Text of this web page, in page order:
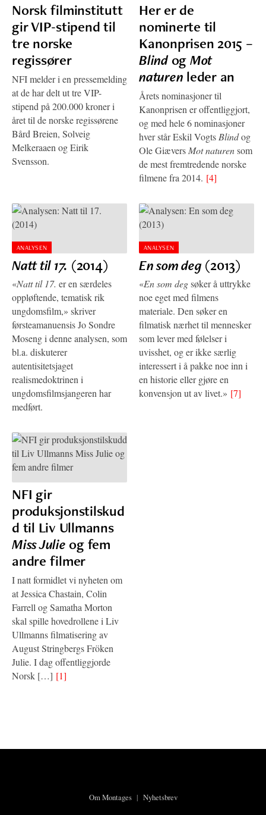
Norsk filminstitutt
gir VIP-stipend til
tre norske
regissører
NFI melder i en pressemelding
at de har delt ut tre VIP-
stipend på 200.000 kroner i
året til de norske regissørene
Bård Breien, Solveig
Melkeraaen og Eirik
Svensson.
Her er de
nominerte til
Kanonprisen 2015 –
BlindogMot
naturen leder an
Årets nominasjoner til
Kanonprisen er offentliggjort,
og med hele 6 nominasjoner
hver står Eskil Vogts Blindog
Ole Giævers Mot naturensom
de mest fremtredende norske
filmene fra 2014. [4]
ANALYSEN
Natt til 17. (2014)
«Natt til 17. er en særdeles
oppløftende, tematisk rik
ungdomsfilm,» skriver
førsteamanuensis Jo Sondre
Moseng i denne analysen, som
bl.a. diskuterer
autentisitetsjaget
realismedoktrinen i
ungdomsfilmsjangeren har
medført.
ANALYSEN
En som deg (2013)
«En som degsøker å uttrykke
noe eget med filmens
materiale. Den søker en
filmatisk nærhet til mennesker
som lever med følelser i
uvisshet, og er ikke særlig
interessert i å pakke noe inn i
en historie eller gjøre en
konvensjon ut av livet.» [7]
NFI gir
produksjonstilskud
d til Liv Ullmanns
Miss Julie og fem
andre filmer
I natt formidlet vi nyheten om
at Jessica Chastain, Colin
Farrell og Samatha Morton
skal spille hovedrollene i Liv
Ullmanns filmatisering av
August Stringbergs Fröken
Julie. I dag offentliggjorde
Norsk […] [1]
Om Montages| Nyhetsbrev